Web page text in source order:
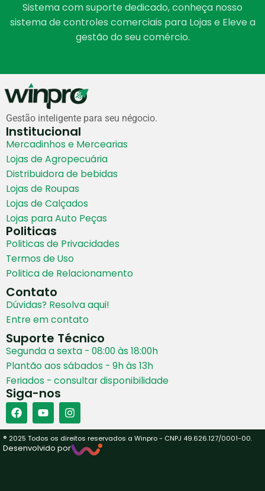
Sistema com suporte dedicado, conheça nosso
sistema de controles comerciais para Lojas e Eleve a
gestão do seu comércio.
Gestão inteligente para seu négocio.
Institucional
Mercadinhos e Mercearias
Lojas de Agropecuária
Distribuidora de bebidas
Lojas de Roupas
Lojas de Calçados
Lojas para Auto Peças
Politicas
Politicas de Privacidades
Termos de Uso
Politica de Relacionamento
Contato
Dúvidas? Resolva aqui!
Entre em contato
Suporte Técnico
Segunda a sexta - 08:00 às 18:00h
Plantão aos sábados - 9h às 13h
Feriados - consultar disponibilidade
Siga-nos
® 2025 Todos os direitos reservados a Winpro - CNPJ 49.626.127/0001-00.
Desenvolvido por